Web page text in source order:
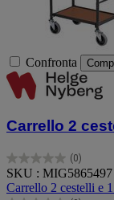
Confronta
Carrello 2
(0)
0.0
su
5
SKU : MIG5865497
Carrello 2 cestelli e